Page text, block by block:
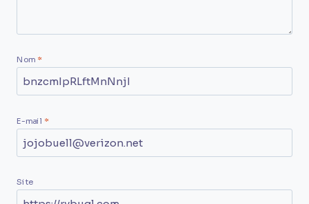
Nom *
E-mail *
Site